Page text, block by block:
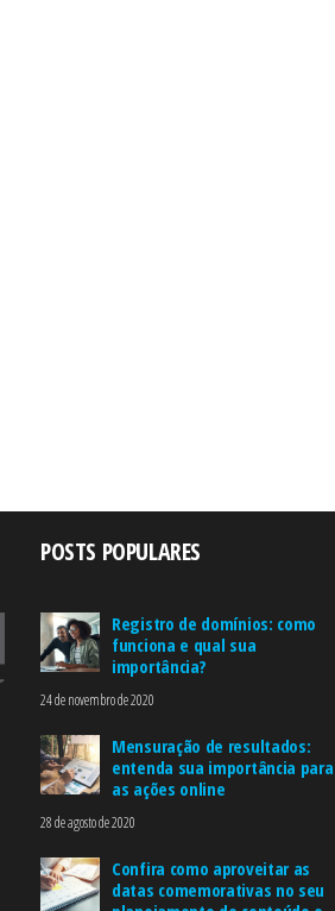
POSTS POPULARES
Registro de domínios: como
funciona e qual sua
importância?
24 de novembro de 2020
Mensuração de resultados:
entenda sua importância para
as ações online
28 de agosto de 2020
Confira como aproveitar as
datas comemorativas no seu